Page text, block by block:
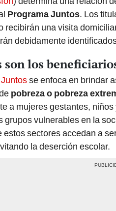
Programa Juntos. Los
recibirán una visita
debidamente
son los
se enfoca en brindar
pobreza o pobreza
a mujeres gestantes,
grupos vulnerables en la
estos sectores accedan a
la deserción escolar.